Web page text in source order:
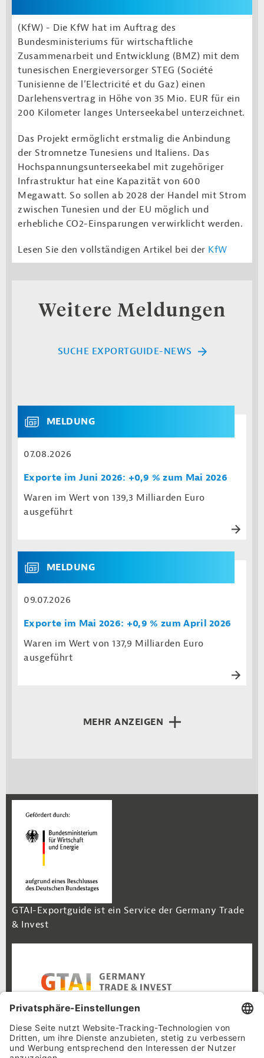
(KfW) - Die KfW hat im Auftrag des
Bundesministeriums für wirtschaftliche
Zusammenarbeit und Entwicklung (BMZ) mit dem
tunesischen Energieversorger STEG (Société
Tunisienne de l’Electricité et du Gaz) einen
Darlehensvertrag in Höhe von 35 Mio. EUR für ein
200 Kilometer langes Unterseekabel unterzeichnet.
Das Projekt ermöglicht erstmalig die Anbindung
der Stromnetze Tunesiens und Italiens. Das
Hochspannungsunterseekabel mit zugehöriger
Infrastruktur hat eine Kapazität von 600
Megawatt. So sollen ab 2028 der Handel mit Strom
zwischen Tunesien und der EU möglich und
erhebliche CO2-Einsparungen verwirklicht werden.
Lesen Sie den vollständigen Artikel bei der KfW
Weitere Meldungen
SUCHE EXPORTGUIDE-NEWS
MELDUNG
07.08.2026
Exporte im Juni 2026: +0,9 % zum Mai 2026
Waren im Wert von 139,3 Milliarden Euro
ausgeführt
MELDUNG
09.07.2026
Exporte im Mai 2026: +0,9 % zum April 2026
Waren im Wert von 137,9 Milliarden Euro
ausgeführt
MEHR ANZEIGEN
GTAI-Exportguide ist ein Service der Germany Trade
& Invest
Footer Navigation
Inhalt